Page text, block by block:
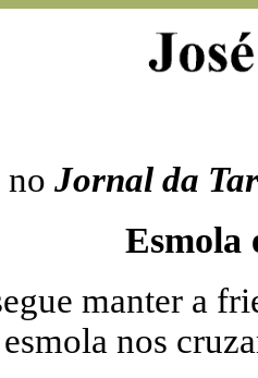
no Jornal da
Esmola
manter a
nos